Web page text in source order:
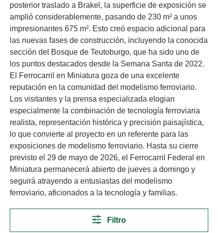
posterior traslado a Brakel, la superficie de exposición se
amplió considerablemente, pasando de 230 m² a unos
impresionantes 675 m². Esto creó espacio adicional para
las nuevas fases de construcción, incluyendo la conocida
sección del Bosque de Teutoburgo, que ha sido uno de
los puntos destacados desde la Semana Santa de 2022.
El Ferrocarril en Miniatura goza de una excelente
reputación en la comunidad del modelismo ferroviario.
Los visitantes y la prensa especializada elogian
especialmente la combinación de tecnología ferroviaria
realista, representación histórica y precisión paisajística,
lo que convierte al proyecto en un referente para las
exposiciones de modelismo ferroviario. Hasta su cierre
previsto el 29 de mayo de 2026, el Ferrocarril Federal en
Miniatura permanecerá abierto de jueves a domingo y
seguirá atrayendo a entusiastas del modelismo
ferroviario, aficionados a la tecnología y familias.
Filtro